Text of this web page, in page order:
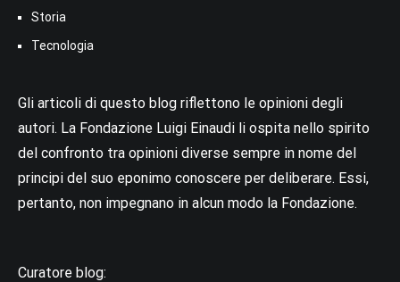
Storia
Tecnologia
Gli articoli di questo blog riflettono le opinioni degli
autori. La Fondazione Luigi Einaudi li ospita nello spirito
del confronto tra opinioni diverse sempre in nome del
principi del suo eponimo conoscere per deliberare. Essi,
pertanto, non impegnano in alcun modo la Fondazione.
Curatore blog: